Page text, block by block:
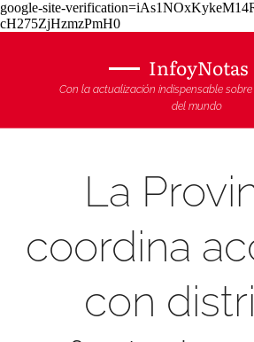
google-site-
cH275ZjHzmzPmH0
InfoyNotas
Con la actualización indispensable
del mundo
La
coordina
con